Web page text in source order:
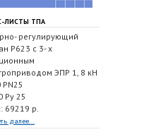
ЛИСТЫ ТПА
регулирующий
Р623 с 3- х
ЭПР 1, 8 кН
PN25
Ру 25
69219 р.
далее...